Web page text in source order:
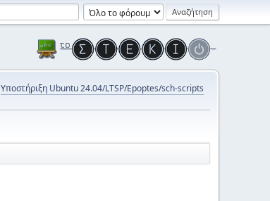
Υποστήριξη Ubuntu 24.04/LTSP/Epoptes/sch-scripts